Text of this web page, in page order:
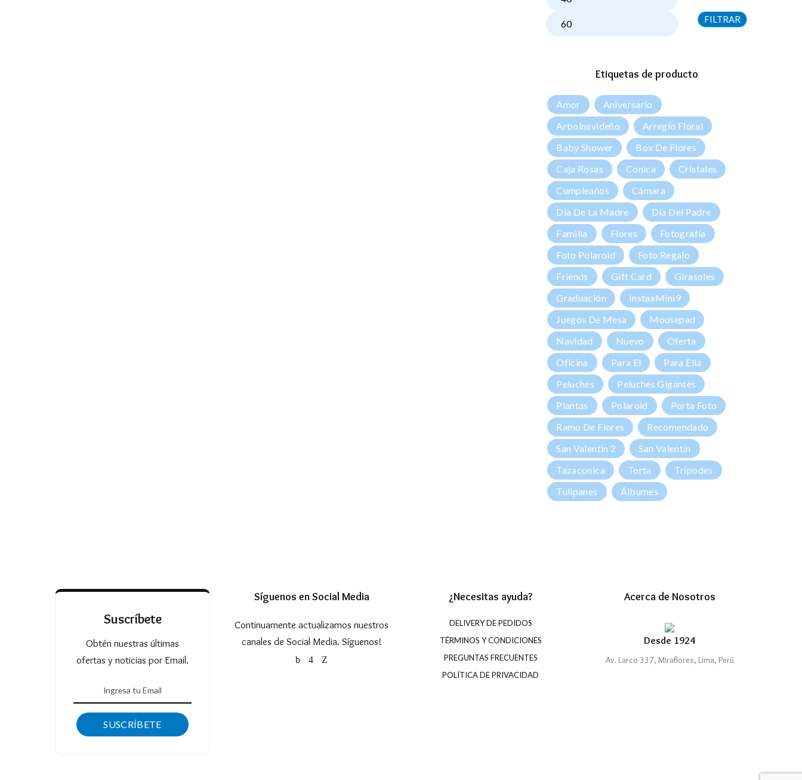
FILTRAR
Etiquetas de producto
Amor
Aniversario
Arbolnavideño
Arreglo Floral
Baby Shower
Box De Flores
Caja Rosas
Conica
Cristales
Cumpleaños
Cámara
Día De La Madre
Día Del Padre
Familia
Flores
Fotografía
Foto Polaroid
Foto Regalo
Friends
Gift Card
Girasoles
Graduación
InstaxMini9
Juegos De Mesa
Mousepad
Navidad
Nuevo
Oferta
Oficina
Para El
Para Ella
Peluches
Peluches Gigantes
Plantas
Polaroid
Porta Foto
Ramo De Flores
Recomendado
San Valentin 2
San Valentín
Tazaconica
Torta
Trípodes
Tulipanes
Álbumes
Suscríbete
Obtén nuestras últimas
ofertas y noticias por Email.
SUSCRÍBETE
Síguenos en Social Media
Continuamente actualizamos nuestros
canales de Social Media. Síguenos!
¿Necesitas ayuda?
DELIVERY DE PEDIDOS
TÉRMINOS Y CONDICIONES
PREGUNTAS FRECUENTES
POLÍTICA DE PRIVACIDAD
Acerca de Nosotros
Desde 1924
Av. Larco 337, Miraflores, Lima, Perú